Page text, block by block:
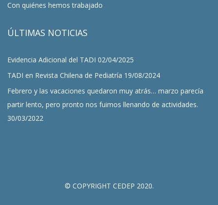
Con quiénes hemos trabajado
ÚLTIMAS NOTICIAS
Evidencia Adicional del TADI 02/04/2025
TADI en Revista Chilena de Pediatría 19/08/2024
Febrero y las vacaciones quedaron muy atrás… marzo parecía
partir lento, pero pronto nos fuimos llenando de actividades.
30/03/2022
© COPYRIGHT CEDEP 2020.